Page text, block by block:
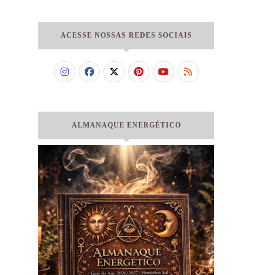
ACESSE NOSSAS REDES SOCIAIS
ALMANAQUE ENERGÉTICO